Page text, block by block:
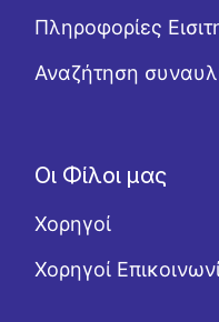
Πληροφορίες
Αναζήτηση
Οι Φίλοι μας
Χορηγοί
Χορηγοί